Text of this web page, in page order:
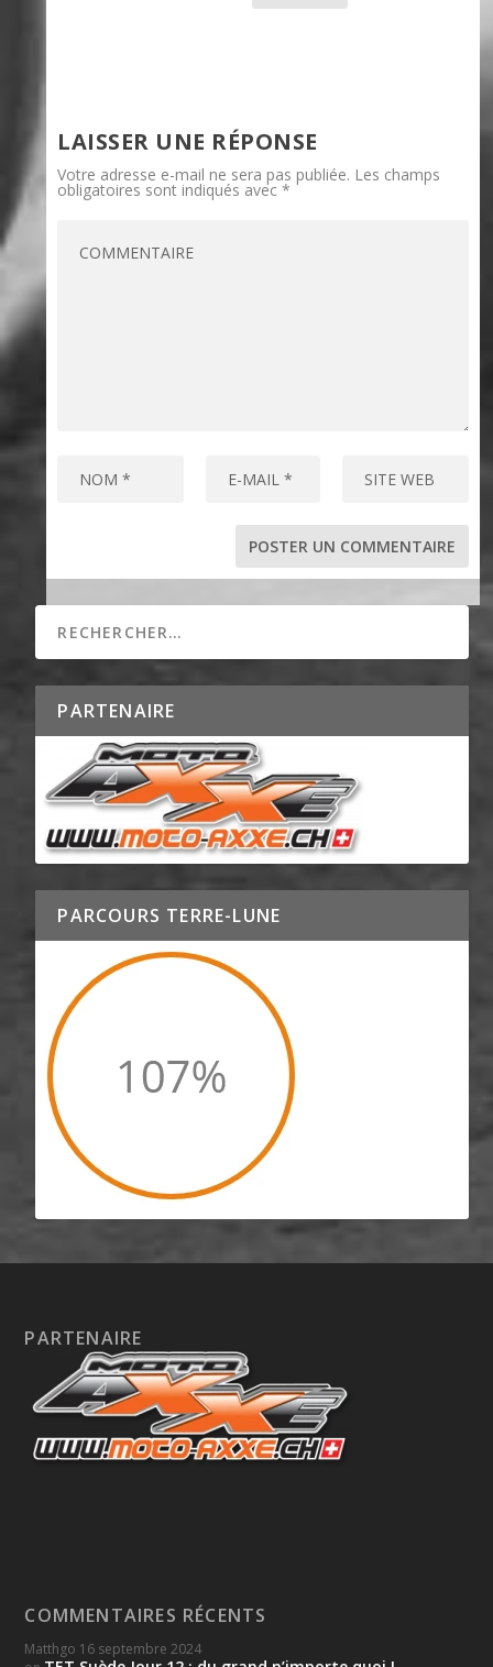
LAISSER UNE RÉPONSE
Votre adresse e-mail ne sera pas publiée. Les champs
obligatoires sont indiqués avec*
PARTENAIRE
PARCOURS TERRE-LUNE
PARTENAIRE
COMMENTAIRES RÉCENTS
Matthgo 16 septembre 2024